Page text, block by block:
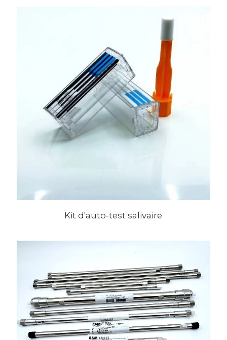
Kit d'auto-test salivaire